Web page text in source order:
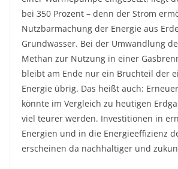
bei 350 Prozent – denn der Strom
Nutzbarmachung der Energie aus
Grundwasser. Bei der Umwandlung
Methan zur Nutzung in einer
bleibt am Ende nur ein Bruchteil der
Energie übrig. Das heißt auch:
könnte im Vergleich zu heutigen
viel teurer werden. Investitionen in
Energien und in die Energieeffizienz
erscheinen da nachhaltiger und